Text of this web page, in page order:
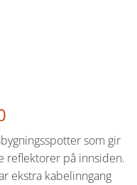
pris
er:
kr 1.199,00.
som gir
reflektorer på innsiden.
ekstra kabelinngang